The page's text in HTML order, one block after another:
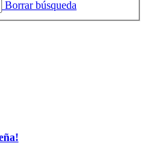
Borrar búsqueda